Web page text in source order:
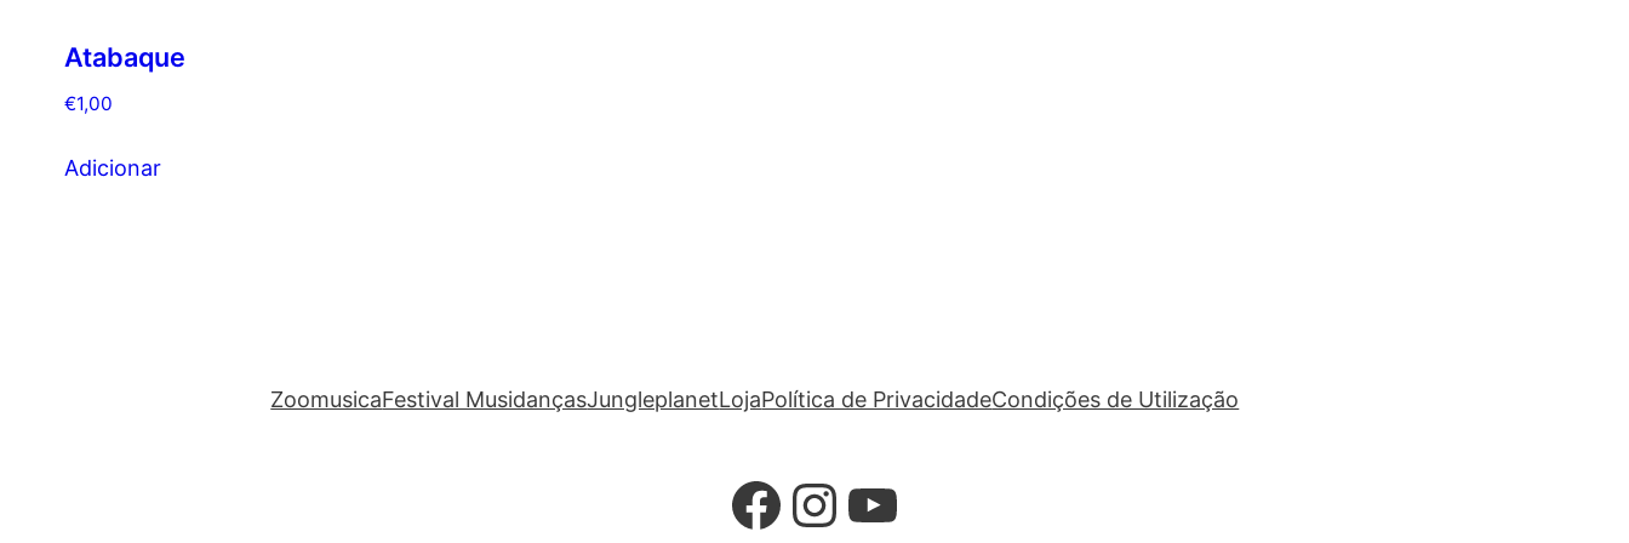
Atabaque
€1,00
Adicionar
ZoomusicaFestival MusidançasJungleplanetLojaPolítica de PrivacidadeCondições de Utilização
Facebook
Instagram
YouTube